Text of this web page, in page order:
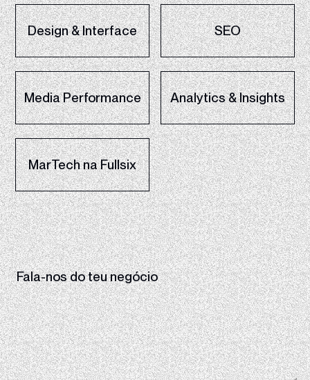
Design & Interface SEO
Media Performance Analytics & Insights
MarTech na Fullsix